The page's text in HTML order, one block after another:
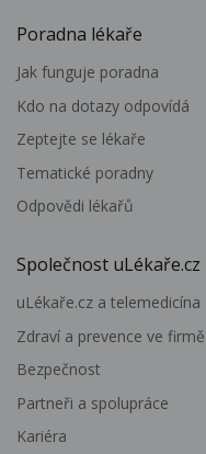
Poradna lékaře
Jak funguje poradna
Kdo na dotazy odpovídá
Zeptejte se lékaře
Tematické poradny
Odpovědi lékařů
Společnost uLékaře.cz
uLékaře.cz a telemedicína
Zdraví a prevence ve firmě
Bezpečnost
Partneři a spolupráce
Kariéra